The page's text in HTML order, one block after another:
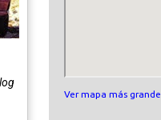
Ver mapa más grande